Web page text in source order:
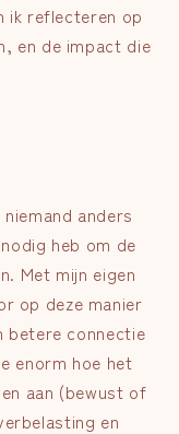
ik reflecteren op
en de impact die
anders
heb om de
Met mijn eigen
op deze manier
betere connectie
enorm hoe het
aan (bewust of
en